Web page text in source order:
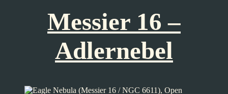
Messier 16 –
Adlernebel